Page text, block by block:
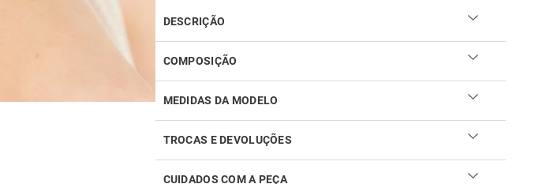
DESCRIÇÃO
COMPOSIÇÃO
MEDIDAS DA MODELO
TROCAS E DEVOLUÇÕES
Realizar sua troca ou devolução é fácil. Confira maiores
CUIDADOS COM A PEÇA